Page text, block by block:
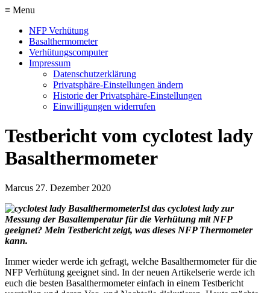
≡ Menu
NFP Verhütung
Basalthermometer
Verhütungscomputer
Impressum
Datenschutzerklärung
Privatsphäre-Einstellungen ändern
Historie der Privatsphäre-Einstellungen
Einwilligungen widerrufen
Testbericht vom cyclotest lady
Basalthermometer
Marcus 27. Dezember 2020
Ist das cyclotest lady zur
Messung der Basaltemperatur für die Verhütung mit NFP
geeignet? Mein Testbericht zeigt, was dieses NFP Thermometer
kann.
Immer wieder werde ich gefragt, welche Basalthermometer für die
NFP Verhütung geeignet sind. In der neuen Artikelserie werde ich
euch die besten Basalthermometer einfach in einem Testbericht